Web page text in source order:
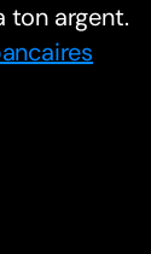
ton argent.